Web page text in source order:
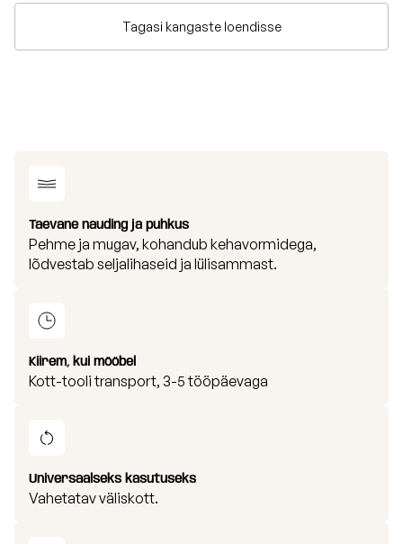
Tagasi kangaste loendisse
Taevane nauding ja puhkus
Pehme ja mugav, kohandub kehavormidega,
lõdvestab seljalihaseid ja lülisammast.
Kiirem, kui mööbel
Kott-tooli transport, 3-5 tööpäevaga
Universaalseks kasutuseks
Vahetatav väliskott.